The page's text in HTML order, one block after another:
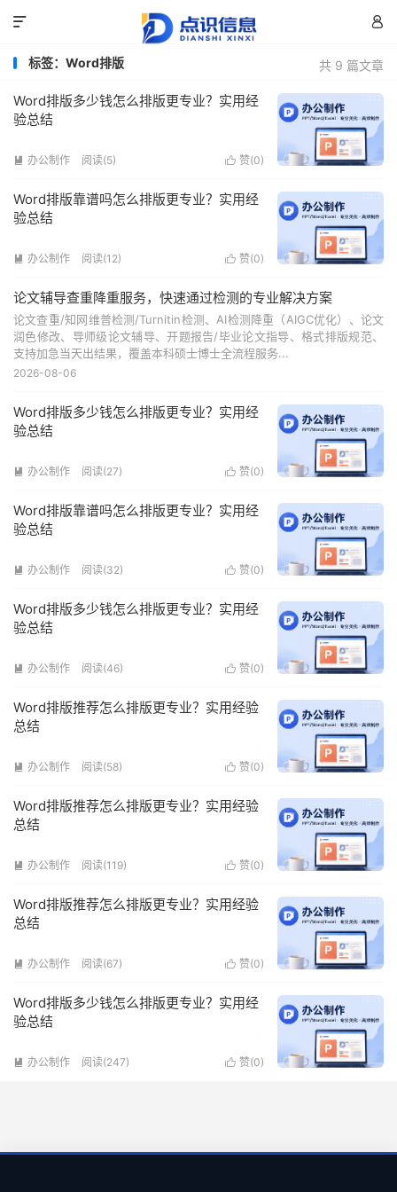


共 9 篇文章
标签：Word排版
Word排版多少钱怎么排版更专业？实用经
验总结
 赞(0)
 办公制作 阅读(5)
Word排版靠谱吗怎么排版更专业？实用经
验总结
 赞(0)
 办公制作 阅读(12)
论文辅导查重降重服务，快速通过检测的专业解决方案
论文查重/知网维普检测/Turnitin检测、AI检测降重（AIGC优化）、论文
润色修改、导师级论文辅导、开题报告/毕业论文指导、格式排版规范、
支持加急当天出结果，覆盖本科硕士博士全流程服务...
2026-08-06
Word排版多少钱怎么排版更专业？实用经
验总结
 赞(0)
 办公制作 阅读(27)
Word排版靠谱吗怎么排版更专业？实用经
验总结
 赞(0)
 办公制作 阅读(32)
Word排版多少钱怎么排版更专业？实用经
验总结
 赞(0)
 办公制作 阅读(46)
Word排版推荐怎么排版更专业？实用经验
总结
 赞(0)
 办公制作 阅读(58)
Word排版推荐怎么排版更专业？实用经验
总结
 赞(0)
 办公制作 阅读(119)
Word排版推荐怎么排版更专业？实用经验
总结
 赞(0)
 办公制作 阅读(67)
Word排版多少钱怎么排版更专业？实用经
验总结
 赞(0)
 办公制作 阅读(247)